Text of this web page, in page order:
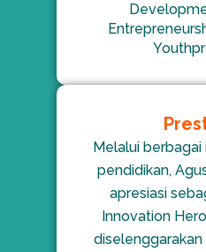
Melalui berbagai
pendidikan,
apresiasi
Innovation